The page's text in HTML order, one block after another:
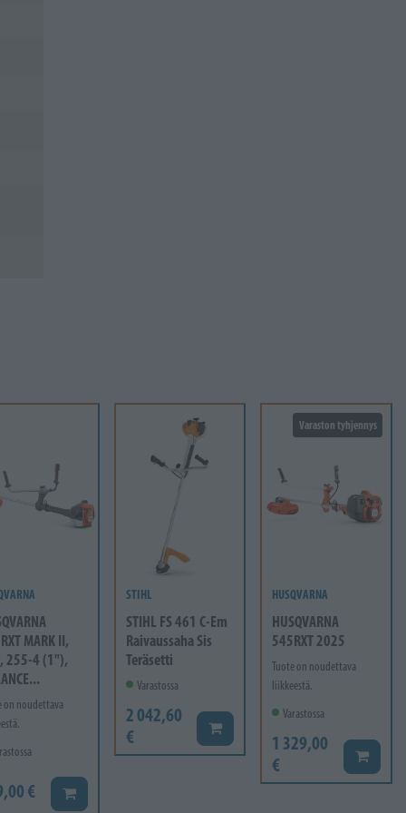
MARK II,
255-4 (1"),
on noudettava
€ Lisää koriin
STIHL
STIHL FS 461 C-Em
Raivaussaha Sis
Teräsetti
Varastossa
2 042,60
€
Lisää koriin
Varaston tyhjennys
HUSQVARNA
HUSQVARNA
545RXT 2025
Tuote on noudettava
liikkeestä.
Varastossa
1 329,00
€
Lisää